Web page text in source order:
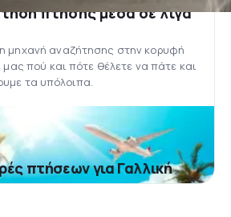
πτήσης μέσα σε λίγα
μηχανή αναζήτησης στην κορυφή
μας πού και πότε θέλετε να πάτε και
τα υπόλοιπα.
πτήσεων για Γαλλική